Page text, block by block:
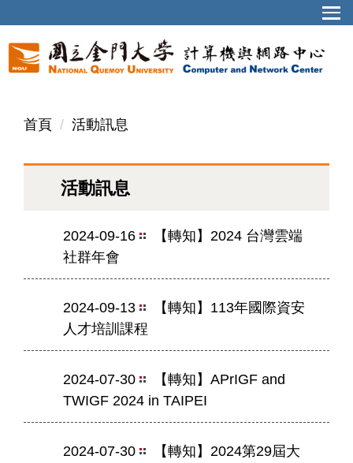
首頁 活動訊息
活動訊息
2024-09-16
【轉知】2024 台灣雲端
社群年會
2024-09-13
【轉知】113年國際資安
人才培訓課程
2024-07-30
【轉知】APrIGF and
TWIGF 2024 in TAIPEI
2024-07-30
【轉知】2024第29屆大